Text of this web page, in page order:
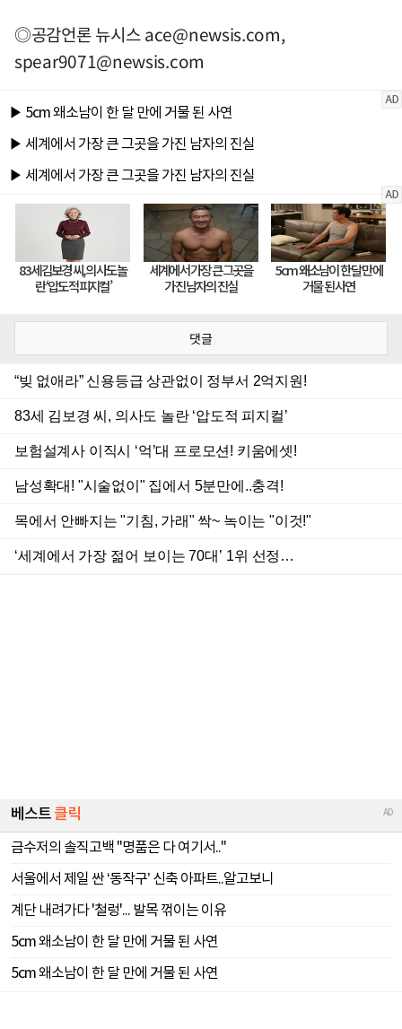
◎공감언론 뉴시스ace@newsis.com,
spear9071@newsis.com
댓글